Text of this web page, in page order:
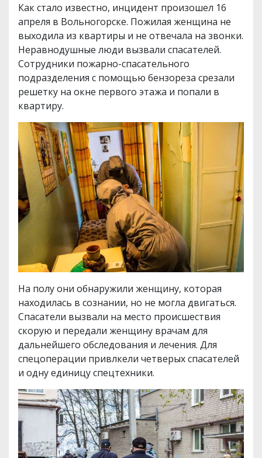
Как стало известно, инцидент произошел 16
апреля в Вольногорске. Пожилая женщина не
выходила из квартиры и не отвечала на звонки.
Неравнодушные люди вызвали спасателей.
Сотрудники пожарно-спасательного
подразделения с помощью бензореза срезали
решетку на окне первого этажа и попали в
квартиру.
На полу они обнаружили женщину, которая
находилась в сознании, но не могла двигаться.
Спасатели вызвали на место происшествия
скорую и передали женщину врачам для
дальнейшего обследования и лечения. Для
спецоперации привлкели четверых спасателей
и одну единицу спецтехники.